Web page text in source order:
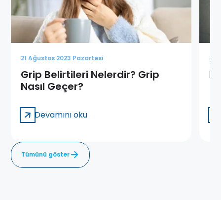
21 Ağustos 2023 Pazartesi
Grip Belirtileri Nelerdir? Grip
Nasıl Geçer?
Devamını oku
21
Tümünü göster